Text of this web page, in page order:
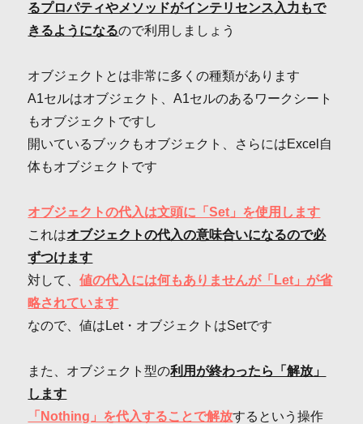
るプロパティやメソッドがインテリセンス入力もで
きるようになるので利用しましょう
オブジェクトとは非常に多くの種類があります
A1セルはオブジェクト、A1セルのあるワークシート
もオブジェクトですし
開いているブックもオブジェクト、さらにはExcel自
体もオブジェクトです
オブジェクトの代入は文頭に「Set」を使用します
これはオブジェクトの代入の意味合いになるので必
ずつけます
対して、値の代入には何もありませんが「Let」が省
略されています
なので、値はLet・オブジェクトはSetです
また、オブジェクト型の利用が終わったら「解放」
します
「Nothing」を代入することで解放するという操作